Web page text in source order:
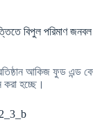
বিপুল পরিমাণ
আকিজ ফুড এন্ড
হচ্ছে।